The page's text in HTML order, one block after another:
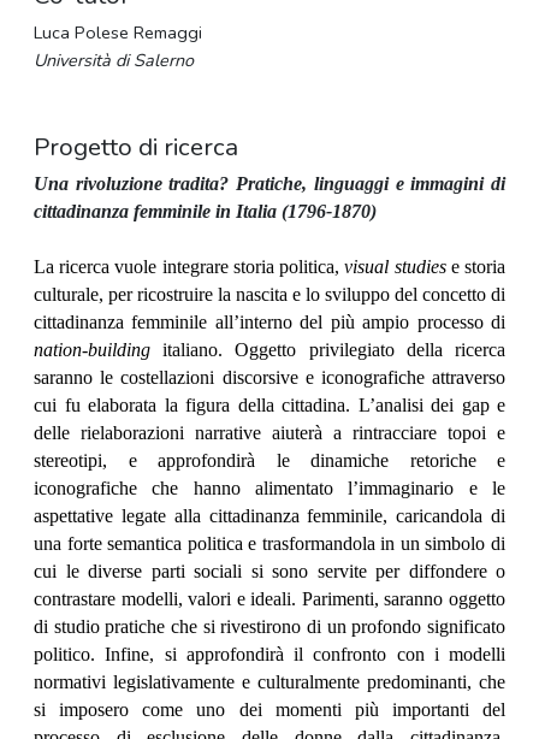
Luca Polese Remaggi
Università di Salerno
Progetto di ricerca
Una rivoluzione tradita? Pratiche, linguaggi e immagini di
cittadinanza femminile in Italia (1796-1870)
La ricerca vuole integrare storia politica,visual studiese storia
culturale, per ricostruire la nascita e lo sviluppo del concetto di
cittadinanza femminile all’interno del più ampio processo di
nation-building italiano. Oggetto privilegiato della ricerca
saranno le costellazioni discorsive e iconografiche attraverso
cui fu elaborata la figura della cittadina. L’analisi dei gap e
delle rielaborazioni narrative aiuterà a rintracciare topoi e
stereotipi, e approfondirà le dinamiche retoriche e
iconografiche che hanno alimentato l’immaginario e le
aspettative legate alla cittadinanza femminile, caricandola di
una forte semantica politica e trasformandola in un simbolo di
cui le diverse parti sociali si sono servite per diffondere o
contrastare modelli, valori e ideali. Parimenti, saranno oggetto
di studio pratiche che si rivestirono di un profondo significato
politico. Infine, si approfondirà il confronto con i modelli
normativi legislativamente e culturalmente predominanti, che
si imposero come uno dei momenti più importanti del